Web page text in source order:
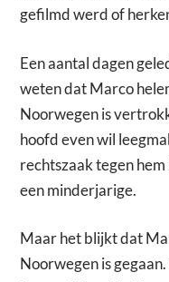
gefilmd werd of
Een aantal dagen
weten dat Marco
Noorwegen is
hoofd even wil
rechtszaak tegen
een minderjarige.
Maar het blijkt dat
Noorwegen is